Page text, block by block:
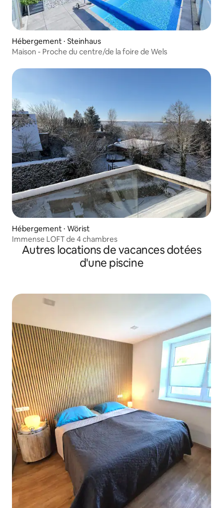
Hébergement ⋅ Steinhaus
Maison - Proche du centre/de la foire de Wels
Hébergement ⋅ Wörist
Immense LOFT de 4 chambres
Autres locations de vacances dotées
d'une piscine